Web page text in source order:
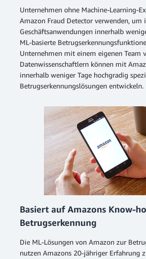
Unternehmen ohne Machine-Learning-
Amazon Fraud Detector verwenden, um
Geschäftsanwendungen innerhalb
ML-basierte
Unternehmen mit einem eigenen Team
Datenwissenschaftlern können mit
innerhalb weniger Tage hochgradig
Betrugserkennungslösungen entwickeln.
Basiert auf Amazons Know-
Betrugserkennung
Die ML-Lösungen von Amazon zur
nutzen Amazons 20-jähriger Erfahrung